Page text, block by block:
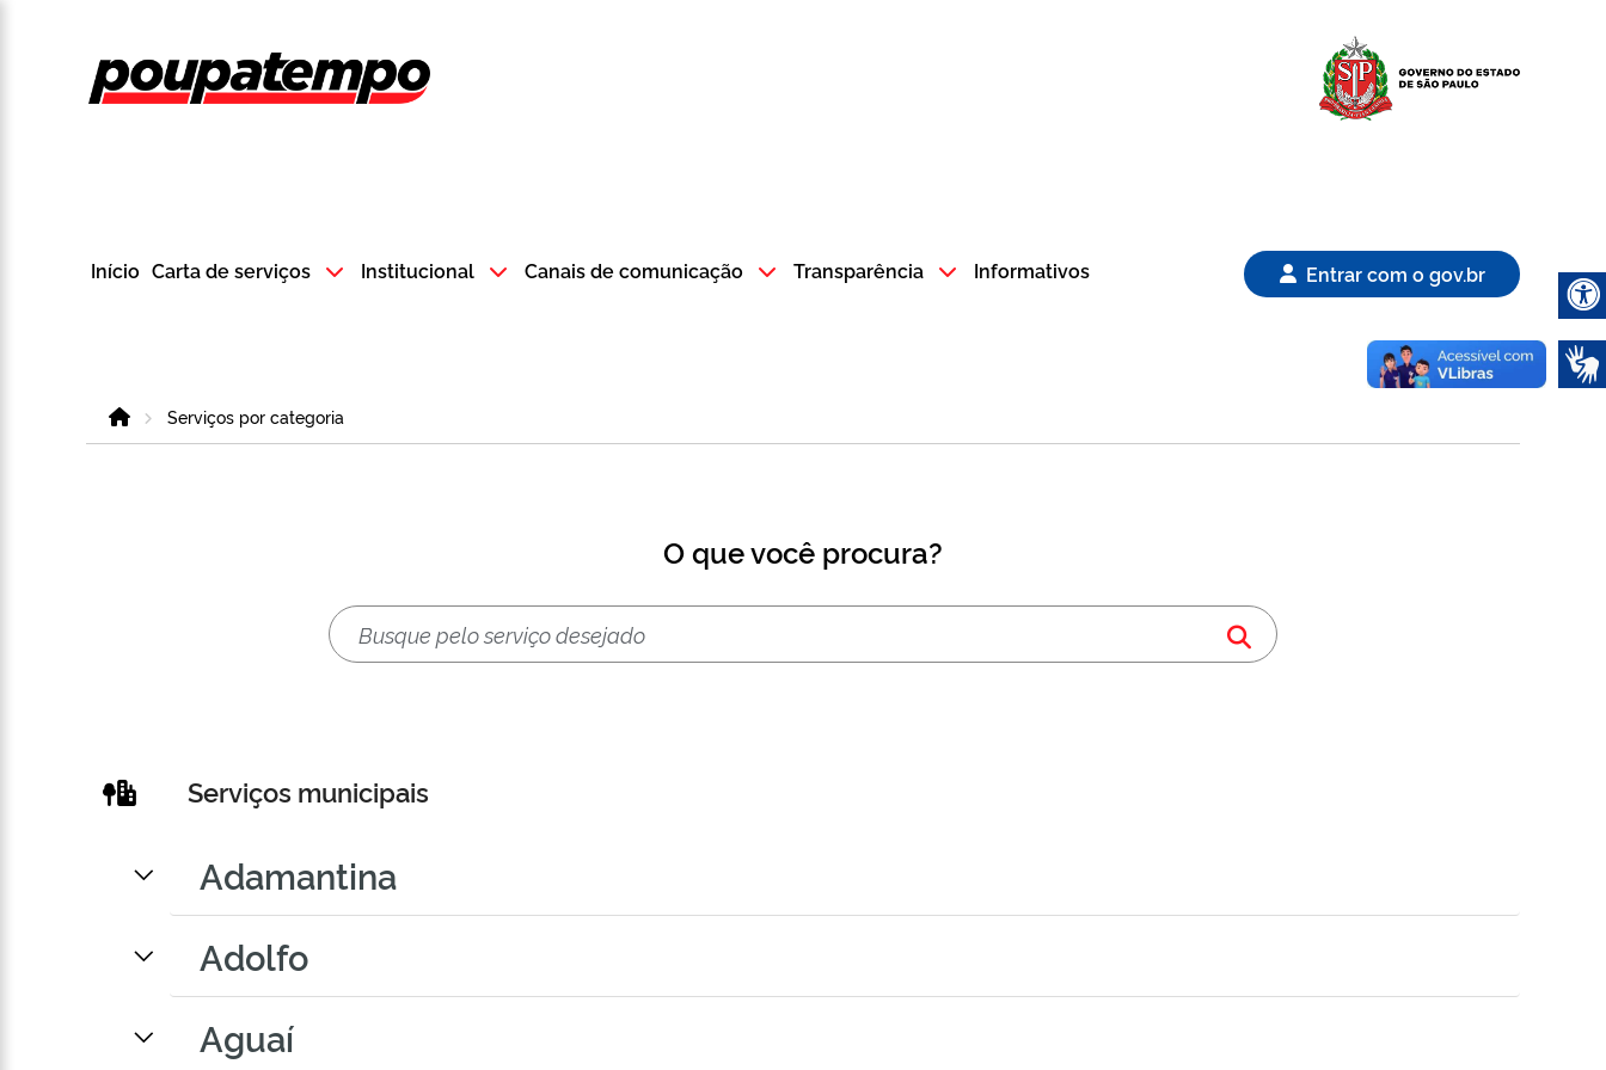
Logo do Poupatempo SP GOV BR direciona para a página inicial
Início Carta de serviços Institucional Canais de comunicação Transparência Informativos Entrar com o gov.br
HomeServiços por categoria
O que você procura?
Serviços municipais
Adamantina
Adolfo
Aguaí